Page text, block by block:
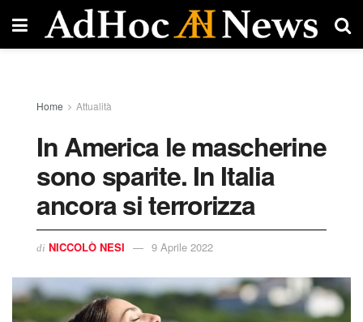
Home Attualità
In America le mascherine
sono sparite. In Italia
ancora si terrorizza
di NICCOLÒ NESI 9 Aprile 2022